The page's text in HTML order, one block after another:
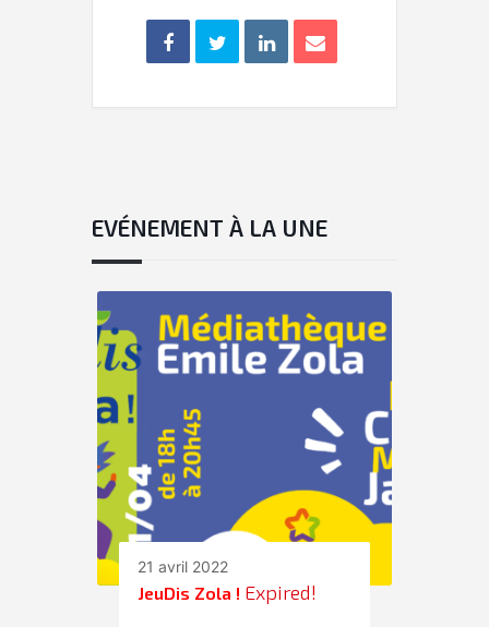
EVÉNEMENT À LA UNE
21 avril 2022
JeuDis Zola ! Expired!